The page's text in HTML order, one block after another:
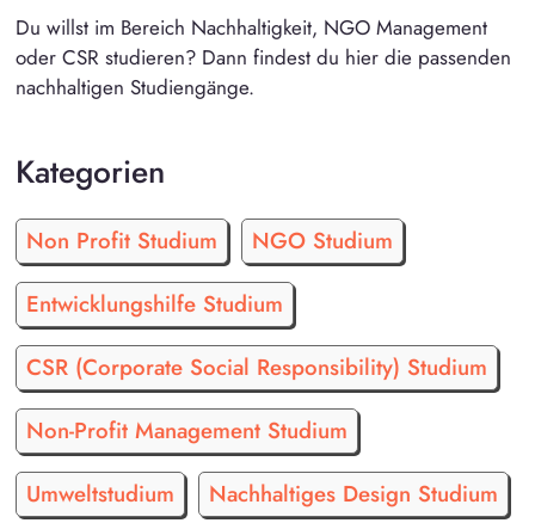
Du willst im Bereich Nachhaltigkeit, NGO Management
oder CSR studieren? Dann findest du hier die passenden
nachhaltigen Studiengänge.
Kategorien
Non Profit Studium
NGO Studium
Entwicklungshilfe Studium
CSR (Corporate Social Responsibility) Studium
Non-Profit Management Studium
Umweltstudium
Nachhaltiges Design Studium